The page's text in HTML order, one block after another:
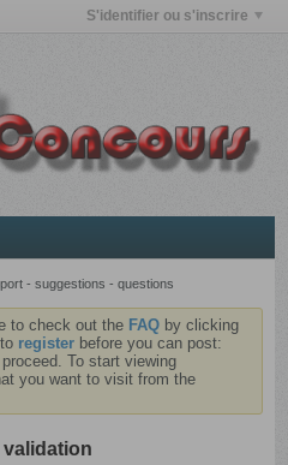
S'identifier ou s'inscrire
- suggestions - questions
to check out the FAQ by clicking
register before you can post:
To start viewing
you want to visit from the